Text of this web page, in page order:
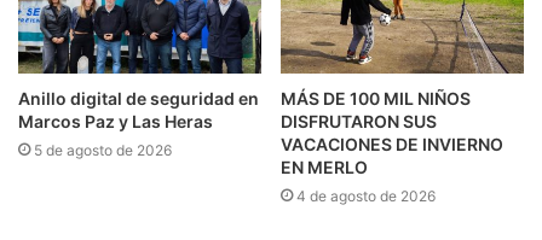
Anillo digital de seguridad en
Marcos Paz y Las Heras
5 de agosto de 2026
MÁS DE 100 MIL NIÑOS
DISFRUTARON SUS
VACACIONES DE INVIERNO
EN MERLO
4 de agosto de 2026